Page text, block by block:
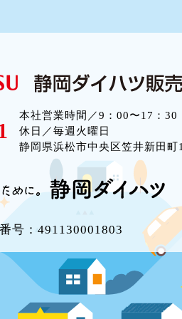
本社営業時間／9：00〜17：30
休日／毎週火曜日
静岡県浜松市中央区笠井新田町
号：491130001803